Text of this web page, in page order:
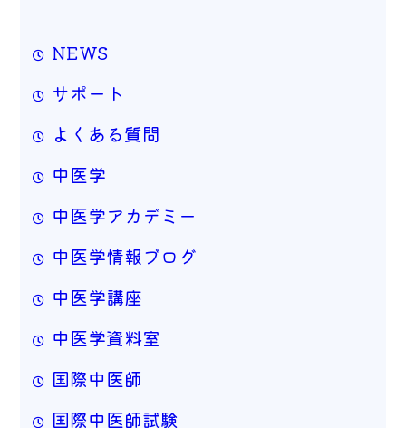
NEWS
サポート
よくある質問
中医学
中医学アカデミー
中医学情報ブログ
中医学講座
中医学資料室
国際中医師
国際中医師試験